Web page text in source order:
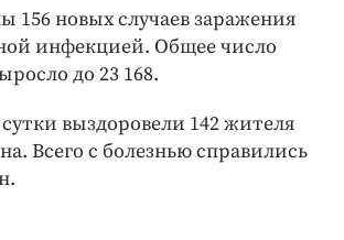
года
156 новых случаев заражения
инфекцией. Общее число
до 23 168.
выздоровели 142 жителя
Всего с болезнью справились